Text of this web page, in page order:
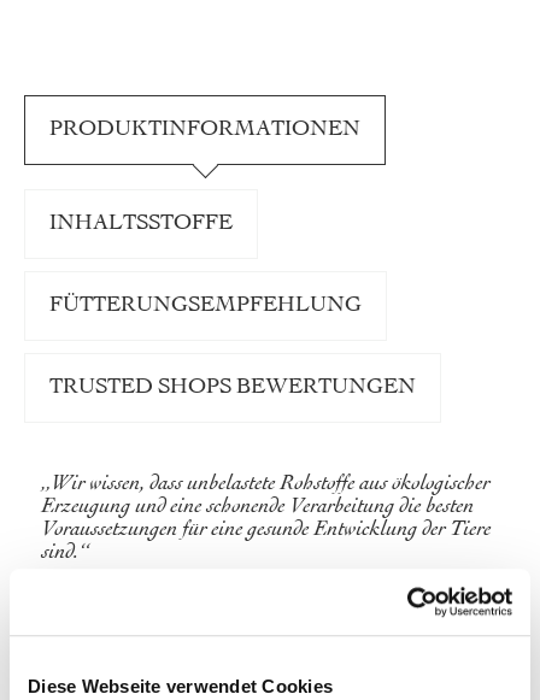
Diese Webseite verwendet Cookies
PRODUKTINFORMATIONEN
INHALTSSTOFFE
FÜTTERUNGSEMPFEHLUNG
TRUSTED SHOPS BEWERTUNGEN
„Wir wissen, dass unbelastete Rohstoffe aus ökologischer
Erzeugung und eine schonende Verarbeitung die besten
Voraussetzungen für eine gesunde Entwicklung der Tiere
sind.“
Unser Hunde-Menü Huhn ”Sensitiv getreidefrei“
ist eine schmackhafte Komposition aus 70 % Bio-
Huhn und den besten heimischen Feldfrüchten
gesunde Pastinaken liefern wichtige Vitamine und